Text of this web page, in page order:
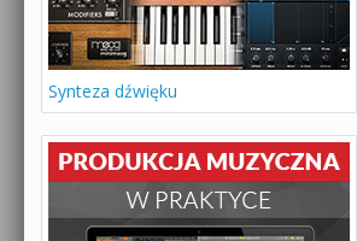
Synteza dźwięku